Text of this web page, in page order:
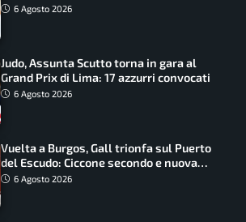
6 Agosto 2026
Judo, Assunta Scutto torna in gara al
Grand Prix di Lima: 17 azzurri convocati
6 Agosto 2026
Vuelta a Burgos, Gall trionfa sul Puerto
del Escudo: Ciccone secondo e nuova
maglia di leader
6 Agosto 2026